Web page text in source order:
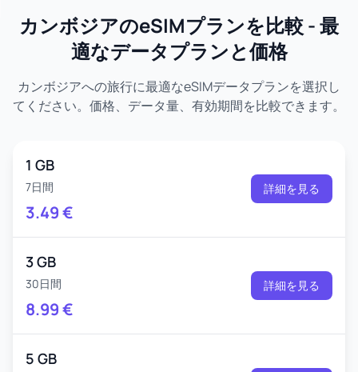
カンボジアのeSIMプランを比較 - 最
適なデータプランと価格
カンボジアへの旅行に最適なeSIMデータプランを選択し
てください。価格、データ量、有効期間を比較できます。
1 GB
7日間
3.49€
詳細を見る
3 GB
30日間
8.99€
詳細を見る
5 GB